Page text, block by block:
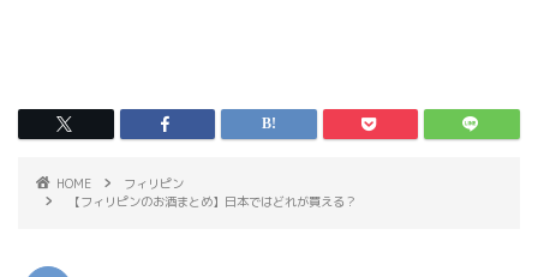
HOME
フィリピン
【フィリピンのお酒まとめ】日本ではどれが買える？